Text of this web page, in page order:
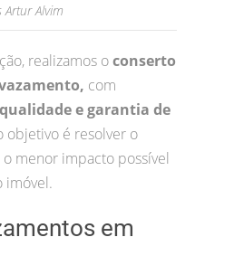
Artur Alvim
realizamos oconserto
com
e garantia de
objetivo é resolver o
menor impacto possível
imóvel.
em